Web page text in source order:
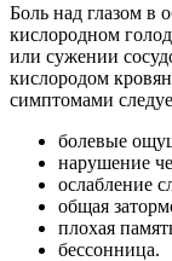
Боль над глазом в
кислородном
или сужении
кислородом
симптомами
болевые
нарушение
ослабление
общая
плохая
бессонница.